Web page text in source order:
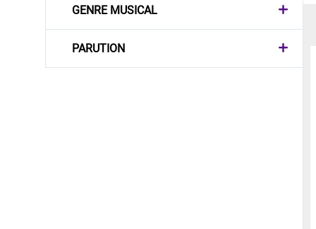
GENRE MUSICAL
PARUTION